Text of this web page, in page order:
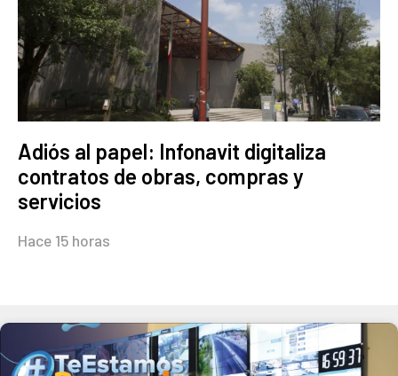
Adiós al papel: Infonavit digitaliza
contratos de obras, compras y
servicios
Hace 15 horas